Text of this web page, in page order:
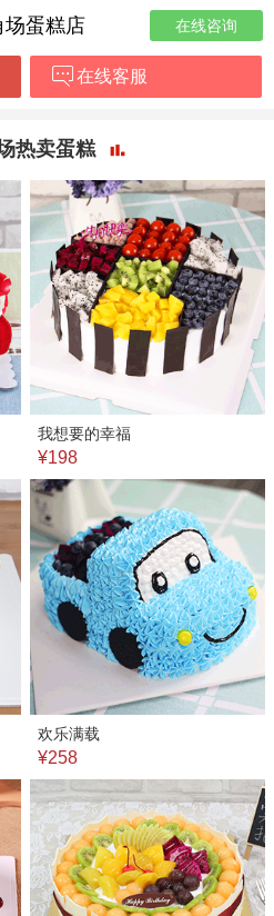
场蛋糕店 在线咨询
在线客服
热卖蛋糕
我想要的幸福
¥198
欢乐满载
¥258